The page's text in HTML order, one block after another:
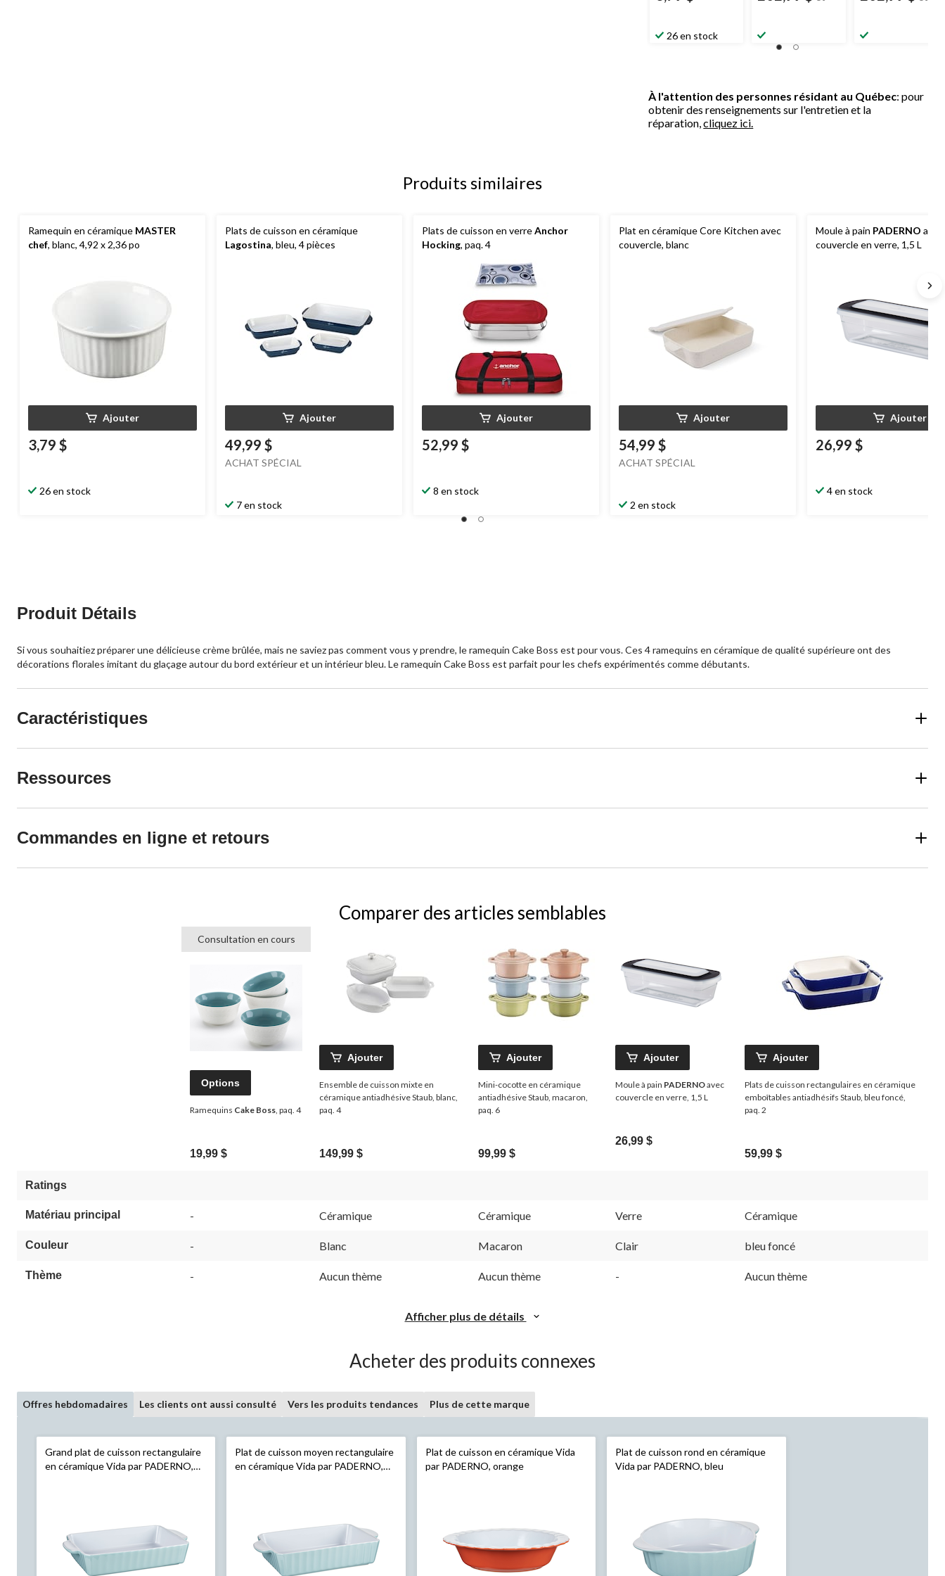
26 en stock
À l'attention des personnes résidant au Québec: pour
obtenir des renseignements sur l'entretien et la
réparation,cliquez ici.
Produits similaires
Ramequin en céramique MASTER
chef, blanc, 4,92 x 2,36 po
Ajouter
3,79 $
26 en stock
Plats de cuisson en céramique
Lagostina, bleu, 4 pièces
Ajouter
49,99 $
ACHAT SPÉCIAL
7 en stock
Plats de cuisson en verreAnchor
Hocking, paq. 4
Ajouter
52,99 $
8 en stock
Plat en céramique Core Kitchen avec
couvercle, blanc
Ajouter
54,99 $
ACHAT SPÉCIAL
2 en stock
Moule à pain PADERNO avec
couvercle en verre, 1,5 L
Ajouter
26,99 $
4 en stock
Produit Détails
Si vous souhaitiez préparer une délicieuse crème brûlée, mais ne saviez pas comment vous y prendre, le ramequin Cake Boss est pour vous. Ces 4 ramequins en céramique de qualité supérieure ont des
décorations florales imitant du glaçage autour du bord extérieur et un intérieur bleu. Le ramequin Cake Boss est parfait pour les chefs expérimentés comme débutants.
Caractéristiques
Ressources
Commandes en ligne et retours
Comparer des articles semblables
Consultation en cours
Options
Ramequins Cake Boss , paq. 4
19,99 $
Ajouter
Ensemble de cuisson mixte en
céramique antiadhésive Staub, blanc,
paq. 4
149,99 $
Ajouter
Mini-cocotte en céramique
antiadhésive Staub, macaron,
paq. 6
99,99 $
Ajouter
Moule à pain PADERNOavec
couvercle en verre, 1,5 L
26,99 $
Ajouter
Plats de cuisson rectangulaires en céramique
emboîtables antiadhésifs Staub, bleu foncé,
paq. 2
59,99 $
Ratings
Matériau principal - Céramique Céramique Verre Céramique
Couleur - Blanc Macaron Clair bleu foncé
Thème - Aucun thème Aucun thème - Aucun thème
Afficher plus de détails
Acheter des produits connexes
Offres hebdomadaires Les clients ont aussi consulté Vers les produits tendances Plus de cette marque
Grand plat de cuisson rectangulaire
en céramique Vida par PADERNO,
Plat de cuisson moyen rectangulaire
en céramique Vida par PADERNO,
Plat de cuisson en céramique Vida
par PADERNO, orange
Plat de cuisson rond en céramique
Vida par PADERNO, bleu